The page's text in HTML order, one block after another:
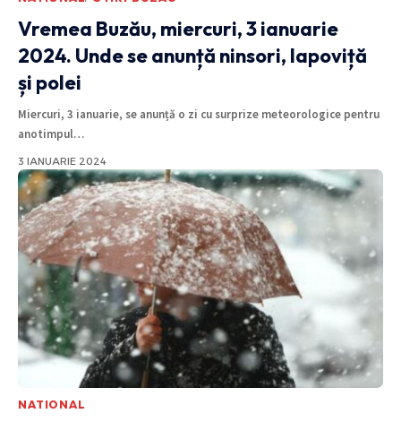
Vremea Buzău, miercuri, 3 ianuarie
2024. Unde se anunță ninsori, lapoviță
și polei
Miercuri, 3 ianuarie, se anunță o zi cu surprize meteorologice pentru
anotimpul…
3 IANUARIE 2024
NATIONAL